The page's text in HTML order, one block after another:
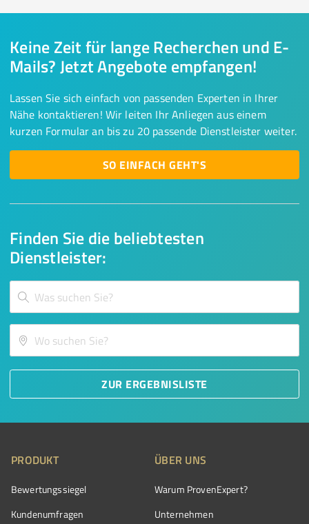
Finden Sie die beliebtesten
Dienstleister:
ZUR ERGEBNISLISTE
Keine Zeit für lange Recherchen und E-
Mails? Jetzt Angebote empfangen!
Lassen Sie sich einfach von passenden Experten in Ihrer
Nähe kontaktieren! Wir leiten Ihr Anliegen aus einem
kurzen Formular an bis zu 20 passende Dienstleister weiter.
SO EINFACH GEHT'S
PRODUKT
Bewertungssiegel
Kundenumfragen
ÜBER UNS
Warum ProvenExpert?
Unternehmen